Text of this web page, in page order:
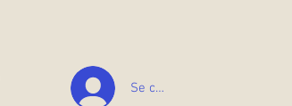
Se connecter